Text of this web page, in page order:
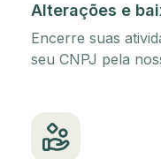
Alterações e
Encerre suas
seu CNPJ pela